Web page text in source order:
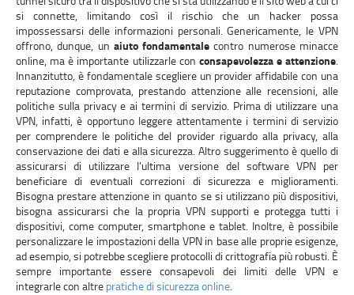
si connette, limitando così il rischio che un hacker possa
impossessarsi delle informazioni personali. Genericamente, le VPN
offrono, dunque, un aiuto fondamentale contro numerose minacce
online, ma è importante utilizzarle con consapevolezza e attenzione.
Innanzitutto, è fondamentale scegliere un provider affidabile con una
reputazione comprovata, prestando attenzione alle recensioni, alle
politiche sulla privacy e ai termini di servizio. Prima di utilizzare una
VPN, infatti, è opportuno leggere attentamente i termini di servizio
per comprendere le politiche del provider riguardo alla privacy, alla
conservazione dei dati e alla sicurezza. Altro suggerimento è quello di
assicurarsi di utilizzare l’ultima versione del software VPN per
beneficiare di eventuali correzioni di sicurezza e miglioramenti.
Bisogna prestare attenzione in quanto se si utilizzano più dispositivi,
bisogna assicurarsi che la propria VPN supporti e protegga tutti i
dispositivi, come computer, smartphone e tablet. Inoltre, è possibile
personalizzare le impostazioni della VPN in base alle proprie esigenze,
ad esempio, si potrebbe scegliere protocolli di crittografia più robusti. È
sempre importante essere consapevoli dei limiti delle VPN e
integrarle con altre pratiche di sicurezza online.